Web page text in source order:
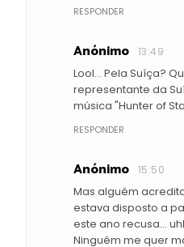
RESPONDER
Anónimo 13:49
Lool... Pela Suíça?
representante da
música "Hunter of
RESPONDER
Anónimo 15:50
Mas alguém
estava disposto a
este ano recusa...
Ninguém me quer